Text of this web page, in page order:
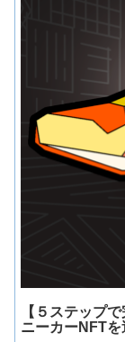
【５ステップ
ニーカーNFT